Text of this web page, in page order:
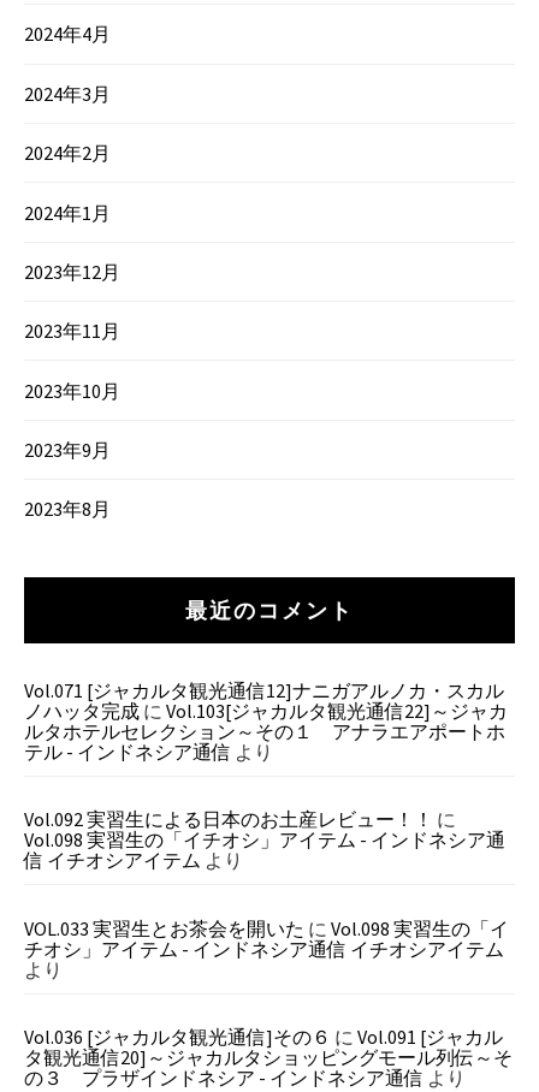
2024年4月
2024年3月
2024年2月
2024年1月
2023年12月
2023年11月
2023年10月
2023年9月
2023年8月
最近のコメント
Vol.071 [ジャカルタ観光通信12]ナニガアルノカ・スカル
ノハッタ完成 に Vol.103[ジャカルタ観光通信22]～ジャカ
ルタホテルセレクション～その１ アナラエアポートホ
テル - インドネシア通信 より
Vol.092 実習生による日本のお土産レビュー！！ に
Vol.098 実習生の「イチオシ」アイテム - インドネシア通
信 イチオシアイテム より
VOL.033 実習生とお茶会を開いた に Vol.098 実習生の「イ
チオシ」アイテム - インドネシア通信 イチオシアイテム
より
Vol.036 [ジャカルタ観光通信]その６ に Vol.091 [ジャカル
タ観光通信20]～ジャカルタショッピングモール列伝～そ
の３ プラザインドネシア - インドネシア通信 より